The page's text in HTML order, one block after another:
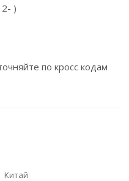
)
по кросс кодам
Китай